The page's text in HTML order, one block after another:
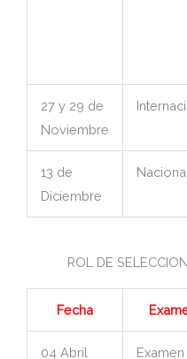
27 y 29 de
Noviembre
13 de
Diciembre
Nacional
ROL DE
Fecha
04 Abril Examen